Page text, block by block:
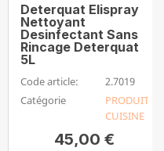
Deterquat Elispray
Nettoyant
Desinfectant Sans
Rincage Deterquat
5L
Code article:
2.7019
Catégorie
PRODUIT
CUISINE
45,00 €